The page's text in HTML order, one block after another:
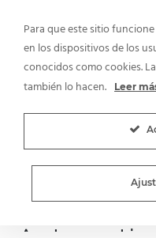
Para que este sitio
en los dispositivos de los
conocidos como cookies.
también lo hacen.
Leer